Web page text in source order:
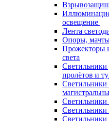
освещение
Лента
Опоры,
Прожекторы
света
Светильники
пролётов и
Светильники
Светильники
Светильники